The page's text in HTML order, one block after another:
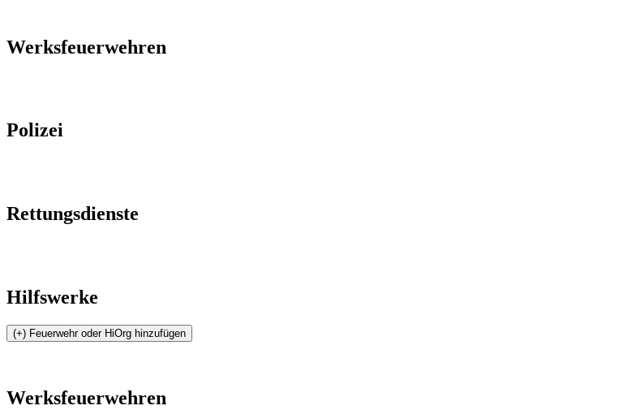
Werksfeuerwehren
Polizei
Rettungsdienste
Hilfswerke
Werksfeuerwehren